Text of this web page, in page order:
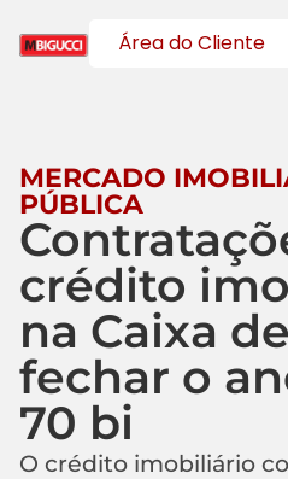
Área do Cliente
MERCADO
PÚBLICA
crédito
na Caixa
fechar o
70 bi
O crédito imobiliário